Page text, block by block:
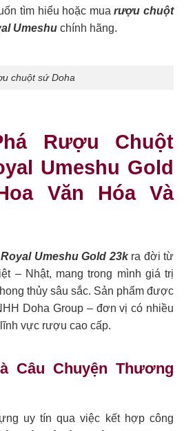
tìm hiểu hoặc muarượu chuột
Umeshu chính hãng.
chuột sứ Doha
Rượu Chuột
Umeshu Gold
Văn Hóa Và
Umeshu Gold 23kra đời từ
– Nhật, mang trong mình giá trị
thủy sâu sắc. Sản phẩm được
Doha Group – đơn vị có nhiều
vực rượu cao cấp.
Câu Chuyện Thương
uy tín qua việc kết hợp công